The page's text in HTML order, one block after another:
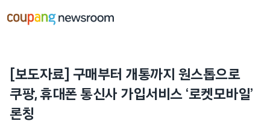
건너뛰기
[보도자료] 구매부터 개통까지 원스톱으로
쿠팡, 휴대폰 통신사 가입서비스 ‘로켓모바일’
론칭